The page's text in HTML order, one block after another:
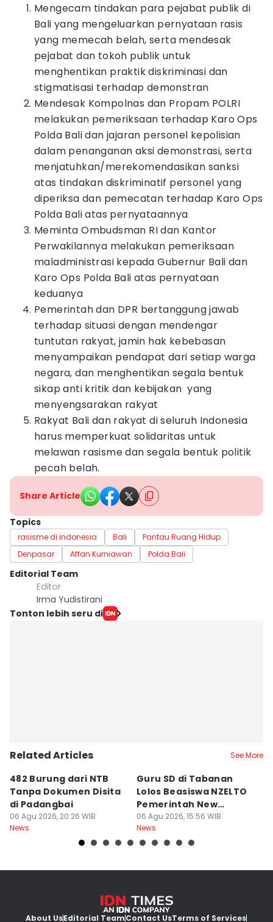
Mengecam tindakan para pejabat publik di
Bali yang mengeluarkan pernyataan rasis
yang memecah belah, serta mendesak
pejabat dan tokoh publik untuk
menghentikan praktik diskriminasi dan
stigmatisasi terhadap demonstran
Mendesak Kompolnas dan Propam POLRI
melakukan pemeriksaan terhadap Karo Ops
Polda Bali dan jajaran personel kepolisian
dalam penanganan aksi demonstrasi, serta
menjatuhkan/merekomendasikan sanksi
atas tindakan diskriminatif personel yang
diperiksa dan pemecatan terhadap Karo Ops
Polda Bali atas pernyataannya
Meminta Ombudsman RI dan Kantor
Perwakilannya melakukan pemeriksaan
maladministrasi kepada Gubernur Bali dan
Karo Ops Polda Bali atas pernyataan
keduanya
Pemerintah dan DPR bertanggung jawab
terhadap situasi dengan mendengar
tuntutan rakyat, jamin hak kebebasan
menyampaikan pendapat dari setiap warga
negara, dan menghentikan segala bentuk
sikap anti kritik dan kebijakan yang
menyengsarakan rakyat
Rakyat Bali dan rakyat di seluruh Indonesia
harus memperkuat solidaritas untuk
melawan rasisme dan segala bentuk politik
pecah belah.
Share Article
Topics
rasisme di indonesia Bali
Pantau Ruang Hidup
Denpasar
Affan Kurniawan Polda Bali
Editorial Team
Editor
Irma Yudistirani
Tonton lebih seru di
Related Articles See More
482 Burung dari NTB
Tanpa Dokumen Disita
di Padangbai
06 Agu 2026, 20:26 WIB
News
Guru SD di Tabanan
Lolos Beasiswa NZELTO
Pemerintah New
Zealand
06 Agu 2026, 15:56 WIB
News
About UsEditorial TeamContact UsTerms of Services